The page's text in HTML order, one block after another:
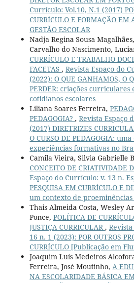
Currículo: Vol.10, N.1 (2017)
CURRÍCULO E FORMAÇÃO EM
GESTÃO ESCOLAR
Nadja Regina Sousa
Carvalho do Nascimento,
CURRÍCULO E TRABALHO
FACETAS , Revista Espaço do
(2022): O QUE GANHAMOS, O
PERDER: criações curriculares
cotidianos escolares
Liliana Soares Ferreira,
PEDAGOGIA? , Revista Espaço
(2017) DIRETRIZES
O CURSO DE PEDAGOGIA:
experiências formativas no
Camila Vieira, Silvia Gabrielle
CONCEITO DE CRIATIVIDADE
Espaço do Currículo: v. 13 n.
PESQUISA EM CURRÍCULO E
um contexto de
Thais Almeida Costa, Wesley
Ponce, POLÍTICA DE
JUSTIÇA CURRICULAR ,
16 n. 1 (2023): POR OUTROS
CURRÍCULO [Publicação em
Joaquim Luís Medeiros
Ferreira, José Moutinho, A
NA ESCOLARIDADE BÁSICA